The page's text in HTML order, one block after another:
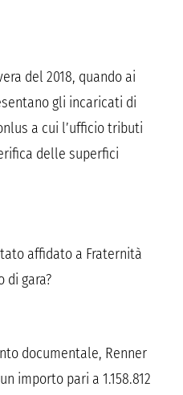
del 2018, quando ai
gli incaricati di
a cui l’ufficio tributi
delle superfici
affidato a Fraternità
di gara?
documentale, Renner
importo pari a 1.158.812